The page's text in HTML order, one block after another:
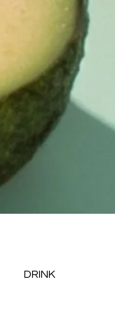
DRINK